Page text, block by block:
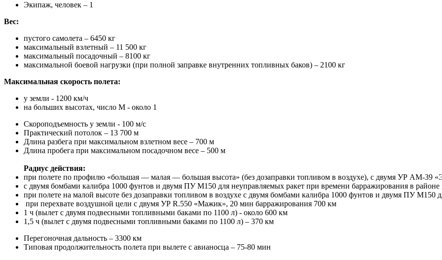
Экипаж, человек – 1
Вес:
пустого самолета – 6450 кг
максимальный взлетный – 11 500 кг
максимальный посадочный – 8100 кг
максимальной боевой нагрузки (при полной заправке внутренних топливных баков) – 2100 кг
Максимальная скорость полета:
у земли - 1200 км/ч
на больших высотах, число М - около 1
Скороподъемность у земли - 100 м/с
Практический потолок – 13 700 м
Длина разбега при максимальном взлетном весе – 700 м
Длина пробега при максимальном посадочном весе – 500 м
Радиус действия:
при полете по профилю «большая — малая — большая высота» (без дозаправки топливом в воздухе), с двумя УР AM-39
с двумя бомбами калибра 1000 фунтов и двумя ПУ М150 для неуправляемых ракет при времени барражирования в
при полете на малой высоте без дозаправки топливом в воздухе с двумя бомбами калибра 1000 фунтов и двумя ПУ М150
при перехвате воздушной цели с двумя УР R.550 «Мажик», 20 мин барражирования 700 км
1 ч (вылет с двумя подвесными топливными баками по 1100 л) - около 600 км
1,5 ч (вылет с двумя подвесными топливными баками по 1100 л) – 370 км
Перегоночная дальность – 3300 км
Типовая продолжительность полета при вылете с авианосца – 75-80 мин